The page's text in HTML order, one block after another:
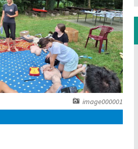
image000001